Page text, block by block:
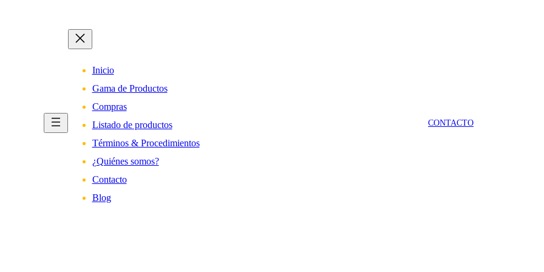
Inicio
Gama de Productos
Compras
Listado de productos
Términos & Procedimientos
¿Quiénes somos?
Contacto
Blog
CONTACTO